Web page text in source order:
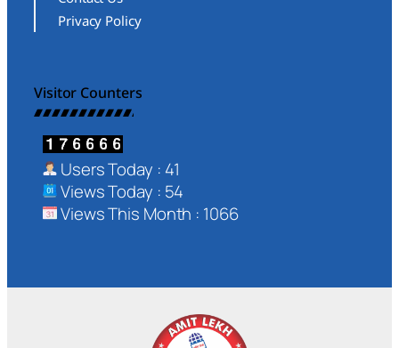
Privacy Policy
Visitor Counters
Users Today : 41
Views Today : 54
Views This Month : 1066